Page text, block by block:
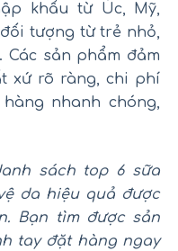
khẩu từ Úc, Mỹ,
tượng từ trẻ nhỏ,
sản phẩm đảm
xứ rõ ràng, chi phí
nhanh chóng,
sách top 6 sữa
da hiệu quả được
Bạn tìm được sản
tay đặt hàng ngay